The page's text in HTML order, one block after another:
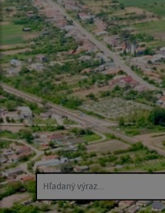
Hľadaný výraz...